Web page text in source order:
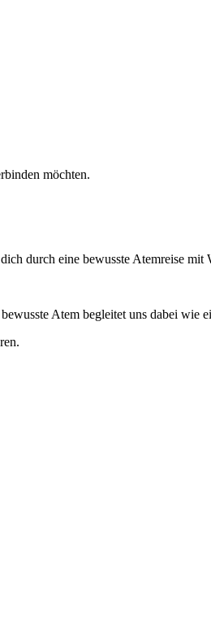
möchten.
durch eine bewusste Atemreise
Atem begleitet uns dabei